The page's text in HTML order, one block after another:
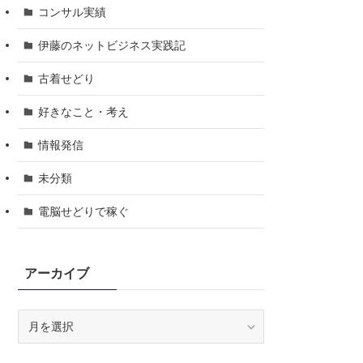
コンサル実績
伊藤のネットビジネス実践記
古着せどり
好きなこと・考え
情報発信
未分類
電脳せどりで稼ぐ
アーカイブ